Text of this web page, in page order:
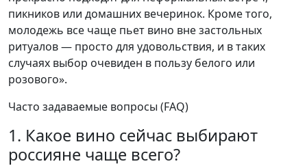
пикников или домашних вечеринок. Кроме того,
молодежь все чаще пьет вино вне застольных
ритуалов — просто для удовольствия, и в таких
случаях выбор очевиден в пользу белого или
розового».
Часто задаваемые вопросы (FAQ)
1. Какое вино сейчас выбирают
россияне чаще всего?